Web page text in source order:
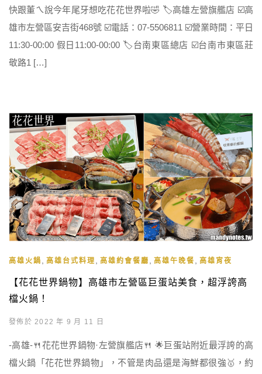
快跟董ㄟ說今年尾牙想吃花花世界啦🤣 🏷高雄左營旗艦店 ☑️高
雄市左營區安吉街468號 ☑️電話：07-5506811 ☑️營業時間：平日
11:30-00:00 假日11:00-00:00 🏷台南東區總店 ☑️台南市東區莊
敬路1 […]
高雄火鍋 高雄台式料理 高雄約會餐廳 高雄午晚餐 高雄宵夜
【花花世界鍋物】高雄市左營區巨蛋站美食，超浮誇高
檔火鍋！
發佈於 2022 年 9 月 11 日
-高雄-🍴花花世界鍋物·左營旗艦店🍴 🌟巨蛋站附近最浮誇的高
檔火鍋「花花世界鍋物」，不管是肉品還是海鮮都很強🥇，約